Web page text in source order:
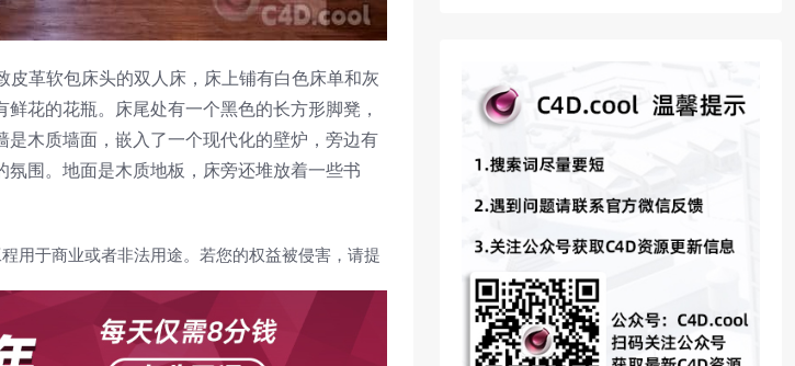
革软包床头的双人床，床上铺有白色床单和灰
花的花瓶。床尾处有一个黑色的长方形脚凳，
木质墙面，嵌入了一个现代化的壁炉，旁边有
围。地面是木质地板，床旁还堆放着一些书
用于商业或者非法用途。若您的权益被侵害，请提